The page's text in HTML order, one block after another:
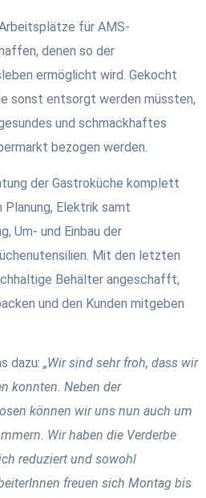
für AMS-
denen so der
ermöglicht wird. Gekocht
sonst entsorgt werden müssten,
und schmackhaftes
bezogen werden.
der Gastroküche komplett
Planung, Elektrik samt
Um- und Einbau der
Mit den letzten
Behälter angeschafft,
und den Kunden mitgeben
dazu: „Wir sind sehr froh, dass wir
konnten. Neben der
können wir uns nun auch um
Wir haben die Verderbe
reduziert und sowohl
freuen sich Montag bis